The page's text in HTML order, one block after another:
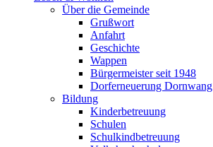
Über die Gemeinde
Grußwort
Anfahrt
Geschichte
Wappen
Bürgermeister seit 1948
Dorferneuerung Dornwang
Bildung
Kinderbetreuung
Schulen
Schulkindbetreuung